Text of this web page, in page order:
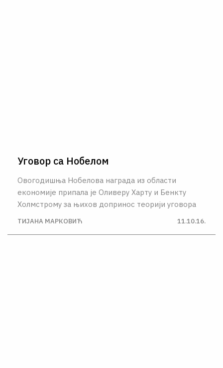
Уговор са Нобелом
Овогодишња Нобелова награда из области
економије припала је Оливеру Харту и Бенкту
Холмстрому за њихов допринос теорији уговора
ТИЈАНА МАРКОВИЋ 11.10.16.